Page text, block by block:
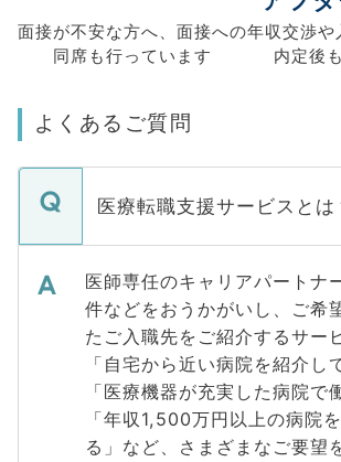
面接が不安な方へ、 面接への
同席も行っています
年収交渉や
内定後
よくあるご質問
医療転職支援サービスとは
医師専任のキャリアパートナ
件などをおうかがいし、ご希
たご入職先をご紹介するサー
「自宅から近い病院を紹介し
「医療機器が充実した病院で
「年収1,500万円以上の病院
る」など、さまざまなご要望